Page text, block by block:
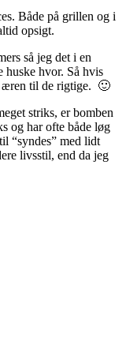
Både på grillen og i
opsigt.
så jeg det i en
huske hvor. Så hvis
æren til de rigtige. 🙂
striks, er bomben
og har ofte både løg
“syndes” med lidt
livsstil, end da jeg